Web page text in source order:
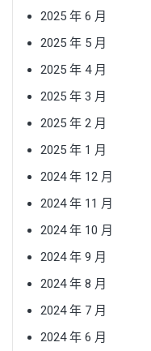
2025 年 6 月
2025 年 5 月
2025 年 4 月
2025 年 3 月
2025 年 2 月
2025 年 1 月
2024 年 12 月
2024 年 11 月
2024 年 10 月
2024 年 9 月
2024 年 8 月
2024 年 7 月
2024 年 6 月